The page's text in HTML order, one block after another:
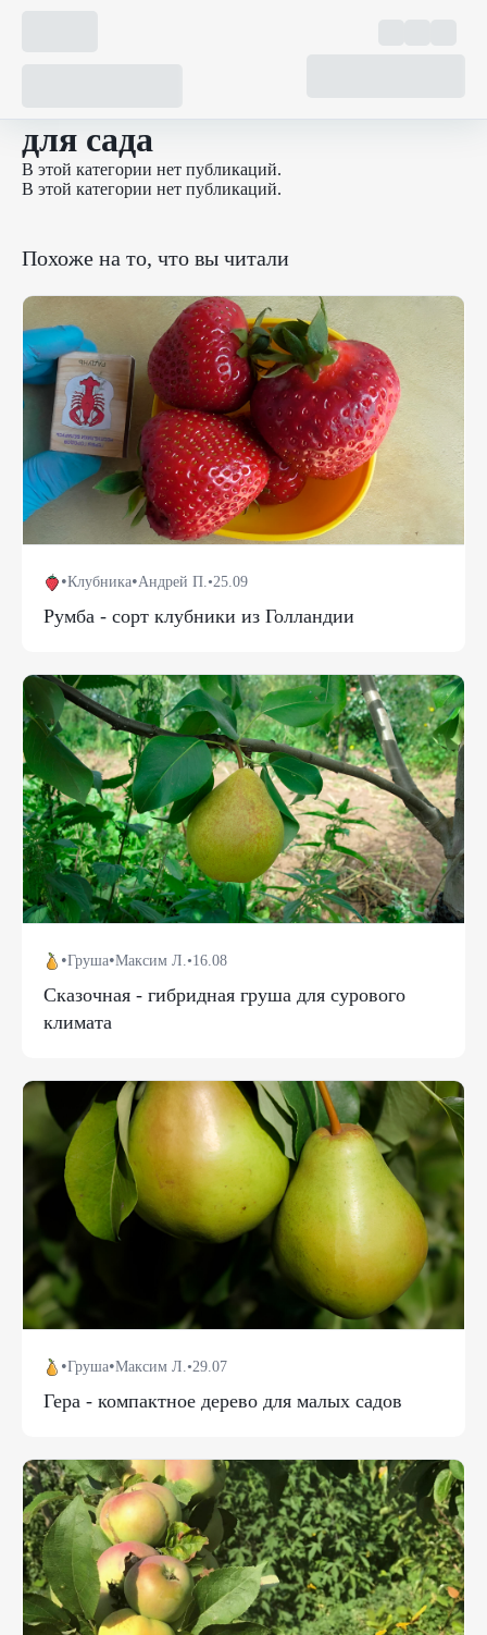
для сада
В этой категории нет публикаций.
В этой категории нет публикаций.
Похоже на то, что вы читали
•Клубника•Андрей П.•25.09
Румба - сорт клубники из Голландии
•Груша•Максим Л.•16.08
Сказочная - гибридная груша для сурового
климата
•Груша•Максим Л.•29.07
Гера - компактное дерево для малых садов